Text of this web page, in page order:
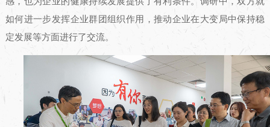
如何进一步发挥企业群团组织作用，推动企业在大变局中保持稳
定发展等方面进行了交流。